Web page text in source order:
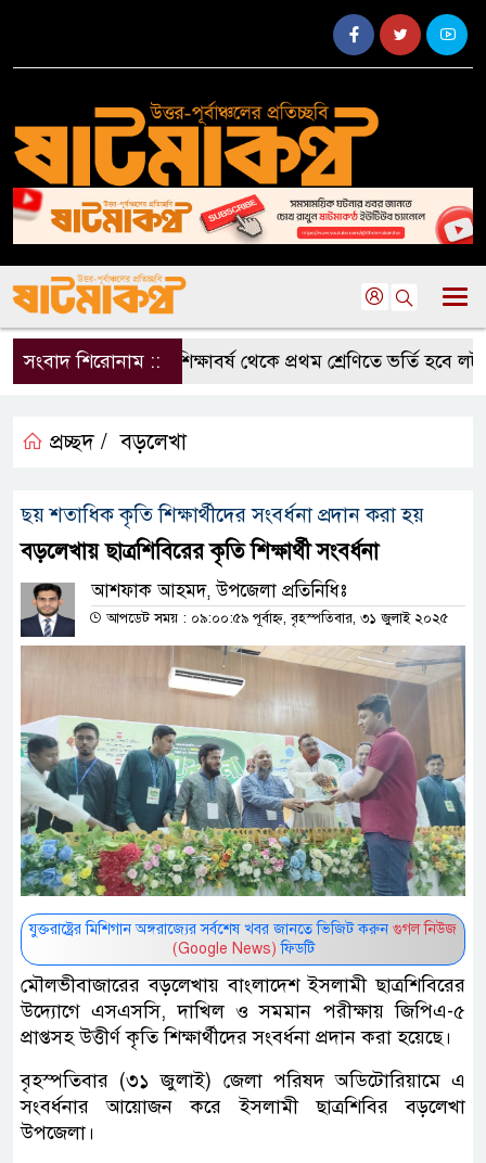
সংবাদ শিরোনাম ::২০২৭ শিক্ষাবর্ষ থেকে প্রথম শ্রেণিতে ভর্তি হবে
প্রচ্ছদ / বড়লেখা
ছয় শতাধিক কৃতি শিক্ষার্থীদের সংবর্ধনা প্রদান করা হয়
বড়লেখায় ছাত্রশিবিরের কৃতি শিক্ষার্থী সংবর্ধনা
আশফাক আহমদ, উপজেলা প্রতিনিধিঃ
আপডেট সময় : ০৯:০০:৫৯ পূর্বাহ্ন, বৃহস্পতিবার, ৩১ জুলাই ২০২৫
যুক্তরাষ্ট্রের মিশিগান অঙ্গরাজ্যের সর্বশেষ খবর জানতে ভিজিট করুন গুগল নিউজ
(Google News) ফিডটি
মৌলভীবাজারের বড়লেখায় বাংলাদেশ ইসলামী ছাত্রশিবিরের
উদ্যোগে এসএসসি, দাখিল ও সমমান পরীক্ষায় জিপিএ-৫
প্রাপ্তসহ উত্তীর্ণ কৃতি শিক্ষার্থীদের সংবর্ধনা প্রদান করা হয়েছে।
বৃহস্পতিবার (৩১ জুলাই) জেলা পরিষদ অডিটোরিয়ামে এ
সংবর্ধনার আয়োজন করে ইসলামী ছাত্রশিবির বড়লেখা
উপজেলা।